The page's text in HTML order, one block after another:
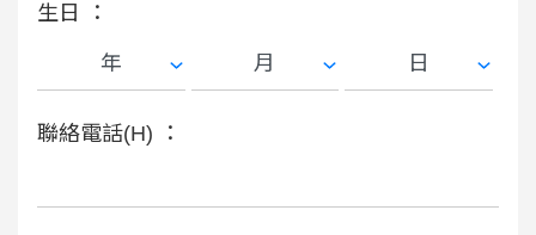
生日 ：
聯絡電話(H) ：